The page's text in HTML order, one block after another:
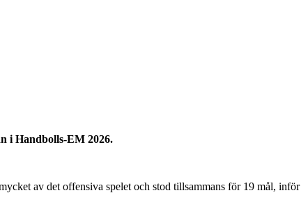
i Handbolls-EM 2026.
av det offensiva spelet och stod tillsammans för 19 mål, inför